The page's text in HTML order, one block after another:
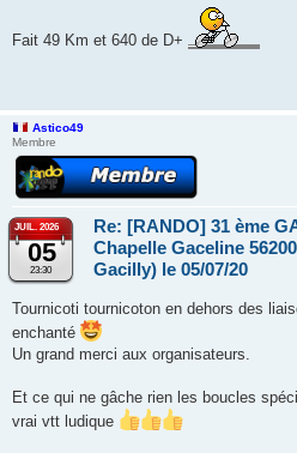
Fait 49 Km et 640 de D+
Astico49
Membre
JUIL. 2026
05
23:30
Re: [RANDO] 31 ème
Chapelle Gaceline
Gacilly) le 05/07/20
Tournicoti tournicoton en dehors des
enchanté
Un grand merci aux organisateurs.
Et ce qui ne gâche rien les boucles
vrai vtt ludique